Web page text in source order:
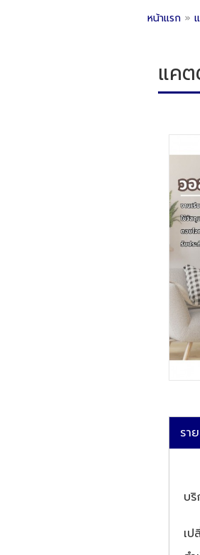
หน้าแรก »
แค
รา
บ
เ